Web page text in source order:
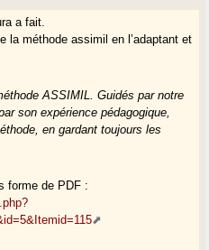
a fait.
la méthode assimil en l’adaptant et
ASSIMIL. Guidés par notre
son expérience pédagogique,
en gardant toujours les
forme de PDF :